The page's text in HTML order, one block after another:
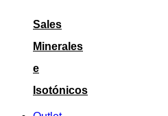
Sales
Minerales
e
Isotónicos